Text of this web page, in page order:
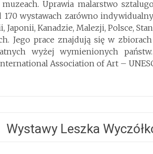
Uprawia malarstwo
170 wystawach zarówno
Japonii, Kanadzie, Malezji, Polsce,
Jego prace znajdują się w
wyżej wymienionych
Association of Art –
Wystawy Leszka